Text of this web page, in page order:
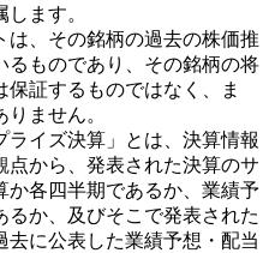
ます。
、その銘柄の過去の株価推
るものであり、その銘柄の将
証するものではなく、ま
ません。
イズ決算」とは、決算情報
点から、発表された決算のサ
か各四半期であるか、業績予
か、及びそこで発表された
に公表した業績予想・配当